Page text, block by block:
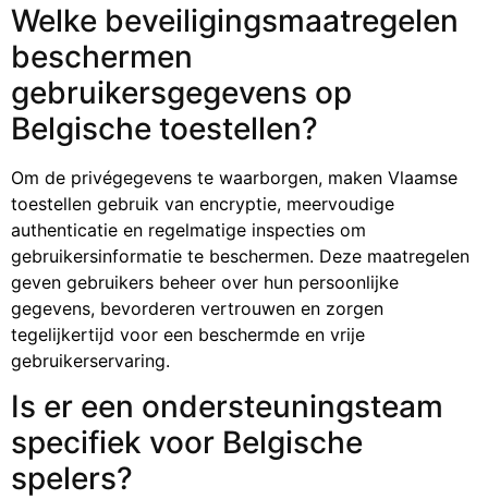
Welke beveiligingsmaatregelen
beschermen
gebruikersgegevens op
Belgische toestellen?
Om de privégegevens te waarborgen, maken Vlaamse
toestellen gebruik van encryptie, meervoudige
authenticatie en regelmatige inspecties om
gebruikersinformatie te beschermen. Deze maatregelen
geven gebruikers beheer over hun persoonlijke
gegevens, bevorderen vertrouwen en zorgen
tegelijkertijd voor een beschermde en vrije
gebruikerservaring.
Is er een ondersteuningsteam
specifiek voor Belgische
spelers?